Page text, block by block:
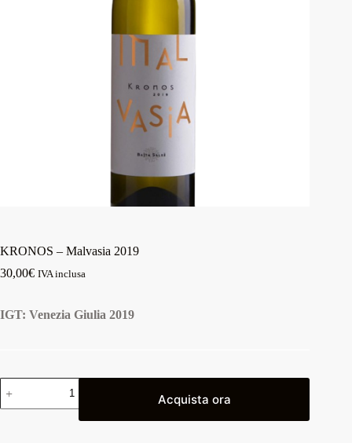
KRONOS – Malvasia 2019
30,00€ IVA inclusa
IGT: Venezia Giulia 2019
Acquista ora